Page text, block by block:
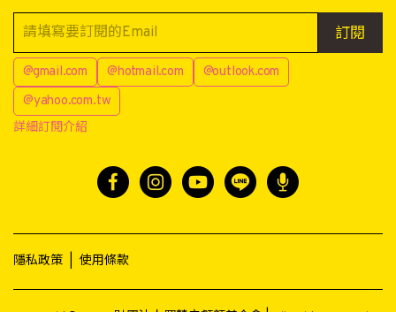
訂閱
@gmail.com @hotmail.com
@outlook.com
@yahoo.com.tw
詳細訂閱介紹
隱私政策 使用條款